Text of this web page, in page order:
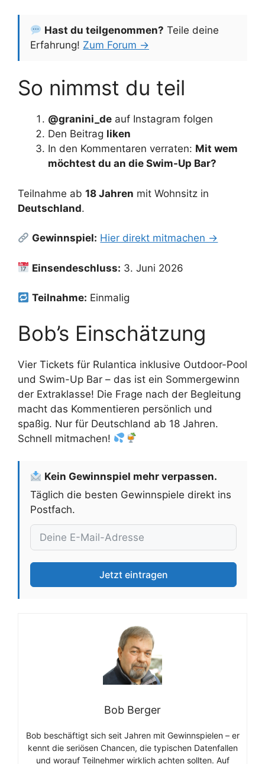
Hast du teilgenommen? Teile deine
Erfahrung! Zum Forum →
So nimmst du teil
@granini_de auf Instagram folgen
Den Beitrag liken
In den Kommentaren verraten: Mit wem
möchtest du an die Swim-Up Bar?
Teilnahme ab 18 Jahren mit Wohnsitz in
Deutschland.
Gewinnspiel: Hier direkt mitmachen →
Einsendeschluss: 3. Juni 2026
Teilnahme: Einmalig
Bob’s Einschätzung
Vier Tickets für Rulantica inklusive Outdoor-Pool
und Swim-Up Bar – das ist ein Sommergewinn
der Extraklasse! Die Frage nach der Begleitung
macht das Kommentieren persönlich und
spaßig. Nur für Deutschland ab 18 Jahren.
Schnell mitmachen!
Kein Gewinnspiel mehr verpassen.
Täglich die besten Gewinnspiele direkt ins
Postfach.
Jetzt eintragen
Bob Berger
Bob beschäftigt sich seit Jahren mit Gewinnspielen – er
kennt die seriösen Chancen, die typischen Datenfallen
und worauf Teilnehmer wirklich achten sollten. Auf